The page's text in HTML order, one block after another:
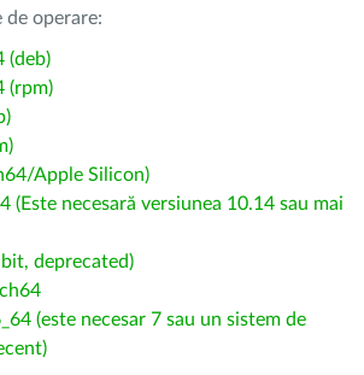
operare:
(deb)
(rpm)
Apple Silicon)
(Este necesară versiunea 10.14 sau mai
deprecated)
(este necesar 7 sau un sistem de